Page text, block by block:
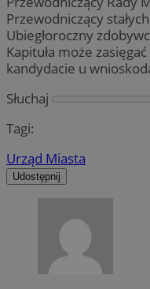
Przewodniczący
Ubiegłoroczny
Kapituła może
kandydacie u
Słuchaj
Tagi:
Urząd Miasta
Udostępnij